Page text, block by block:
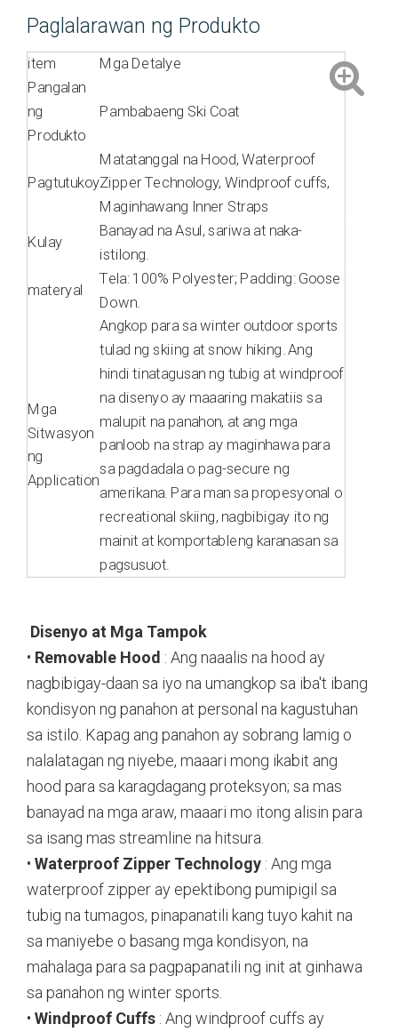
Paglalarawan ng Produkto
item
Mga Detalye
Pangalan
ng
Produkto
Pambabaeng Ski Coat
Pagtutukoy
Matatanggal na Hood, Waterproof
Zipper Technology, Windproof cuffs,
Maginhawang Inner Straps
Kulay
Banayad na Asul, sariwa at naka-
istilong.
materyal
Tela: 100% Polyester; Padding: Goose
Down.
Mga
Sitwasyon
ng
Application
Angkop para sa winter outdoor sports
tulad ng skiing at snow hiking. Ang
hindi tinatagusan ng tubig at windproof
na disenyo ay maaaring makatiis sa
malupit na panahon, at ang mga
panloob na strap ay maginhawa para
sa pagdadala o pag-secure ng
amerikana. Para man sa propesyonal o
recreational skiing, nagbibigay ito ng
mainit at komportableng karanasan sa
pagsusuot.
Disenyo at Mga Tampok
• Removable Hood : Ang naaalis na hood ay
nagbibigay-daan sa iyo na umangkop sa iba't ibang
kondisyon ng panahon at personal na kagustuhan
sa istilo. Kapag ang panahon ay sobrang lamig o
nalalatagan ng niyebe, maaari mong ikabit ang
hood para sa karagdagang proteksyon; sa mas
banayad na mga araw, maaari mo itong alisin para
sa isang mas streamline na hitsura.
• Waterproof Zipper Technology : Ang mga
waterproof zipper ay epektibong pumipigil sa
tubig na tumagos, pinapanatili kang tuyo kahit na
sa maniyebe o basang mga kondisyon, na
mahalaga para sa pagpapanatili ng init at ginhawa
sa panahon ng winter sports.
• Windproof Cuffs : Ang windproof cuffs ay